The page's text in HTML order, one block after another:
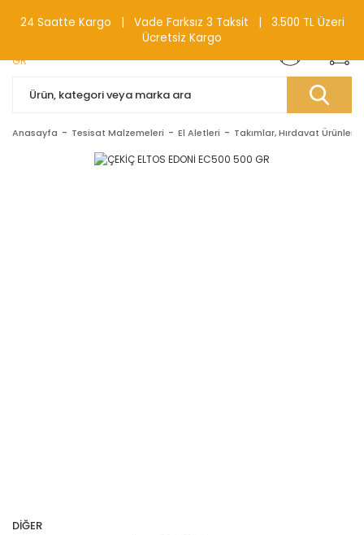
0(212) 240 87 88
Anasayfa Tesisat Malzemeleri El Aletleri Takımlar, Hırdavat Ürünleri
DİĞER
24 Saatte Kargo | Vade Farksız 3 Taksit | 3.500 TL Üzeri
Ücretsiz Kargo